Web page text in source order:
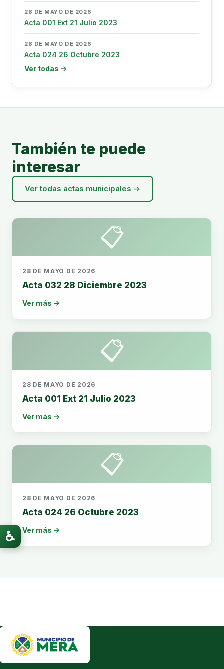
28 DE MAYO DE 2026
Acta 001 Ext 21 Julio 2023
28 DE MAYO DE 2026
Acta 024 26 Octubre 2023
Ver todas →
También te puede
interesar
Ver todas actas municipales →
📋
28 DE MAYO DE 2026
Acta 032 28 Diciembre 2023
Ver más →
📋
28 DE MAYO DE 2026
Acta 001 Ext 21 Julio 2023
Ver más →
📋
28 DE MAYO DE 2026
Acta 024 26 Octubre 2023
Ver más →
♿